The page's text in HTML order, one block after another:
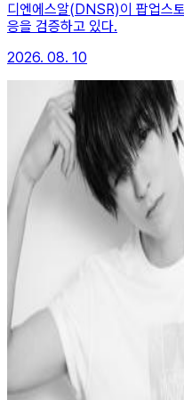
디엔에스알(DNSR)이 팝업스
응을 검증하고 있다.
2026. 08. 10